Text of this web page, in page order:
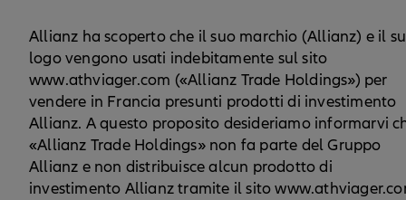
Allianz ha scoperto che il suo marchio (Allianz) e il
logo vengono usati indebitamente sul sito
www.athviager.com («Allianz Trade Holdings») per
vendere in Francia presunti prodotti di investimento
Allianz. A questo proposito desideriamo informarvi
«Allianz Trade Holdings» non fa parte del Gruppo
Allianz e non distribuisce alcun prodotto di
investimento Allianz tramite il sito